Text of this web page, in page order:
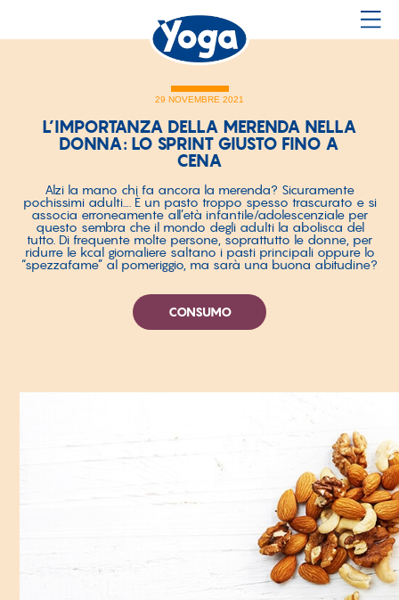
29 NOVEMBRE 2021
L’IMPORTANZA DELLA MERENDA NELLA
DONNA: LO SPRINT GIUSTO FINO A
CENA
Alzi la mano chi fa ancora la merenda? Sicuramente
pochissimi adulti…. È un pasto troppo spesso trascurato e si
associa erroneamente all’età infantile/adolescenziale per
questo sembra che il mondo degli adulti la abolisca del
tutto. Di frequente molte persone, soprattutto le donne, per
ridurre le kcal giornaliere saltano i pasti principali oppure lo
“spezzafame” al pomeriggio, ma sarà una buona abitudine?
CONSUMO